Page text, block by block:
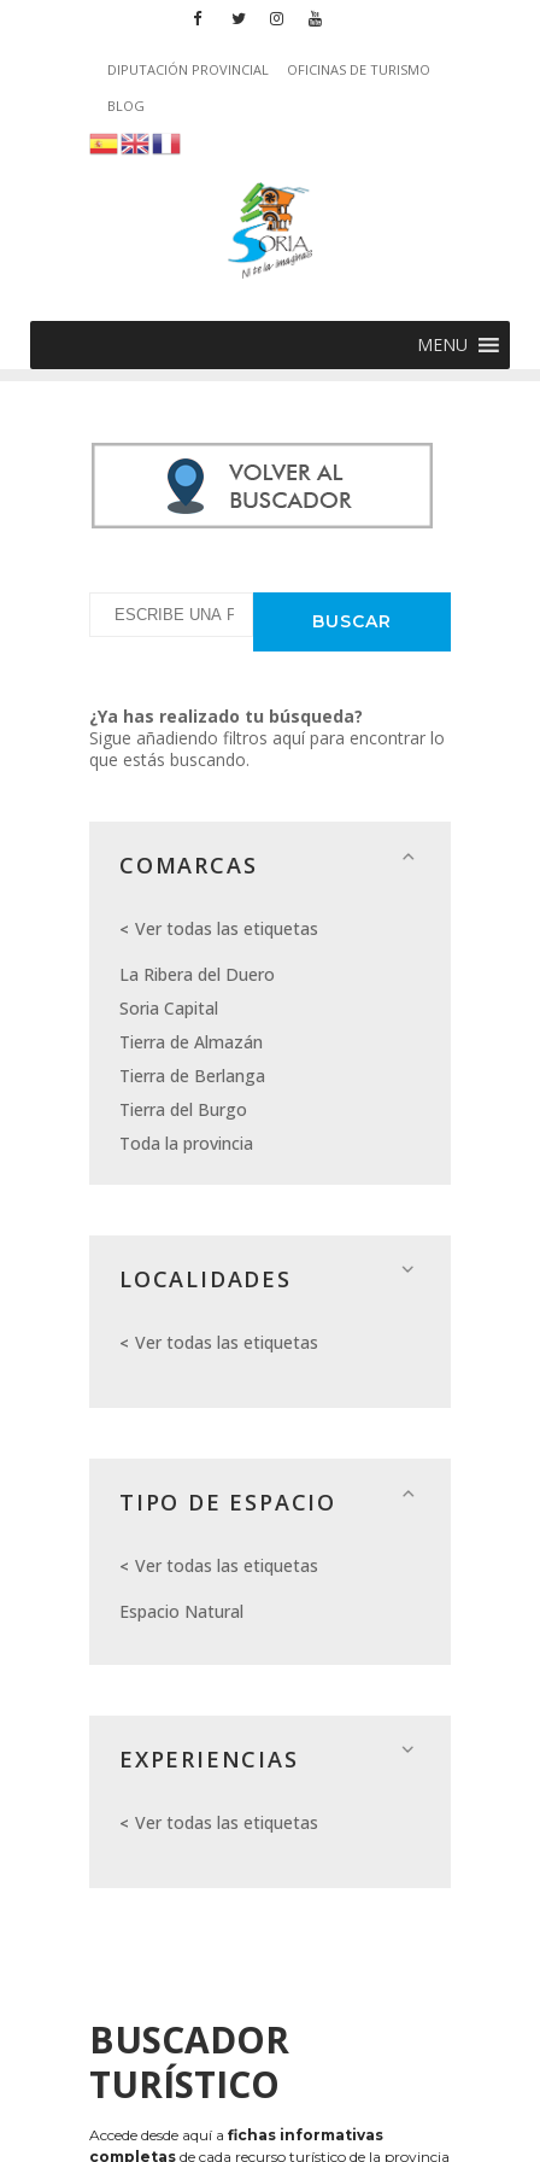
DIPUTACIÓN PROVINCIAL
OFICINAS DE TURISMO
BLOG
MENU
¿Ya has realizado tu búsqueda?
Sigue añadiendo filtros aquí para encontrar lo
que estás buscando.
COMARCAS
Ver todas las etiquetas
La Ribera del Duero
Soria Capital
Tierra de Almazán
Tierra de Berlanga
Tierra del Burgo
Toda la provincia
LOCALIDADES
Ver todas las etiquetas
TIPO DE ESPACIO
Ver todas las etiquetas
Espacio Natural
EXPERIENCIAS
Ver todas las etiquetas
BUSCADOR
TURÍSTICO
Accede desde aquí a fichas informativas
completas de cada recurso turístico de la provincia